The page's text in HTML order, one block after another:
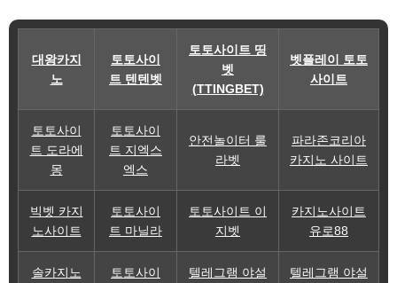
대왕카지
노
토토사이
트 텐텐벳
토토사이트 띵
벳
(TTINGBET)
벳플레이 토토
사이트
토토사이
트 도라에
몽
토토사이
트 지엑스
엑스
안전놀이터 룰
라벳
파라존코리아
카지노 사이트
빅벳 카지
노사이트
토토사이
트 마닐라
토토사이트 이
지벳
카지노사이트
유로88
솔카지노
토토사이
텔레그램 야설
텔레그램 야설